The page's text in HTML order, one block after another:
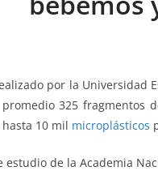
p g m tir
por la Universidad
325 fragmentos
10 mil microplásticos
de la Academia